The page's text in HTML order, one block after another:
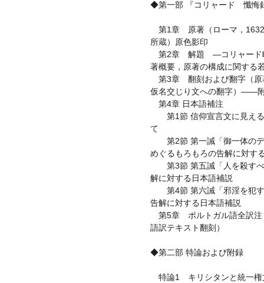
◆第一部 『コリャード 懺悔
第1章 原著（ローマ，1632
所蔵）原色影印
第2章 解題 —コリャード
著概要，原著の構成に関する
第3章 翻刻および翻字（原
仮名交じり文への翻字）——
第4章 日本語補注
第1節 信仰宣言文に見える
て
第2節 第一誡「御一体のデ
めぐるもろもろの告解に対す
第3節 第五誡「人を殺すべ
解に対する日本語補説
第4節 第六誡「邪淫を犯す
告解に対する日本語補説
第5章 ポルトガル語全訳注
語訳テキスト翻刻）
◆第二部 特論および附録
特論1 キリシタンと統一権